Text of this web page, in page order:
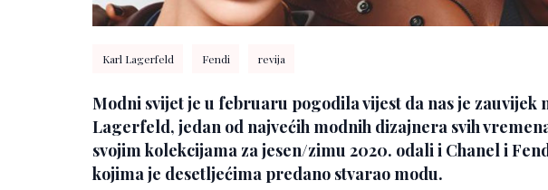
Karl Lagerfeld Fendi revija
Modni svijet je u februaru pogodila vijest da nas je zauvijek
Lagerfeld, jedan od najvećih modnih dizajnera svih
svojim kolekcijama za jesen/zimu 2020. odali i Chanel i
kojima je desetljećima predano stvarao modu.